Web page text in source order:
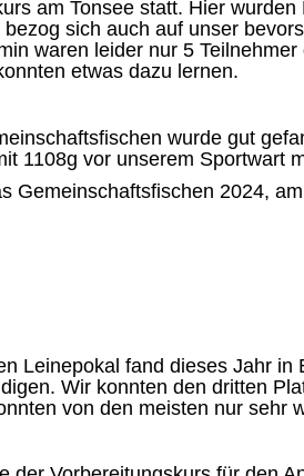
am Tonsee statt. Hier
sich auch auf unser
waren leider nur 5
etwas dazu lernen.
wurde gut
1108g vor unserem Sportwart
2024, am
Leinepokal fand dieses Jahr
Wir konnten den dritten
von den meisten nur sehr